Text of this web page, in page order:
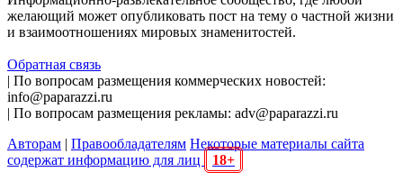
желающий может опубликовать пост на тему о частной жизни
и взаимоотношениях мировых знаменитостей.
Обратная связь
| По вопросам размещения коммерческих новостей:
info@paparazzi.ru
| По вопросам размещения рекламы: adv@paparazzi.ru
Авторам | Правообладателям Некоторые материалы сайта
содержат информацию для лиц
18+